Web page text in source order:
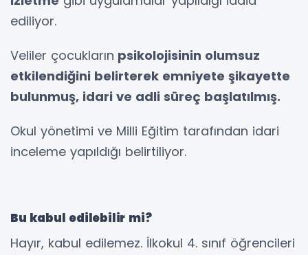
ediliyor.
Veliler çocukların psikolojisinin olumsuz
etkilendiğini belirterek emniyete şikayette
bulunmuş, idari ve adli süreç başlatılmış.
Okul yönetimi ve Milli Eğitim tarafından idari
inceleme yapıldığı belirtiliyor.
Bu kabul edilebilir mi?
Hayır, kabul edilemez. İlkokul 4. sınıf öğrencileri